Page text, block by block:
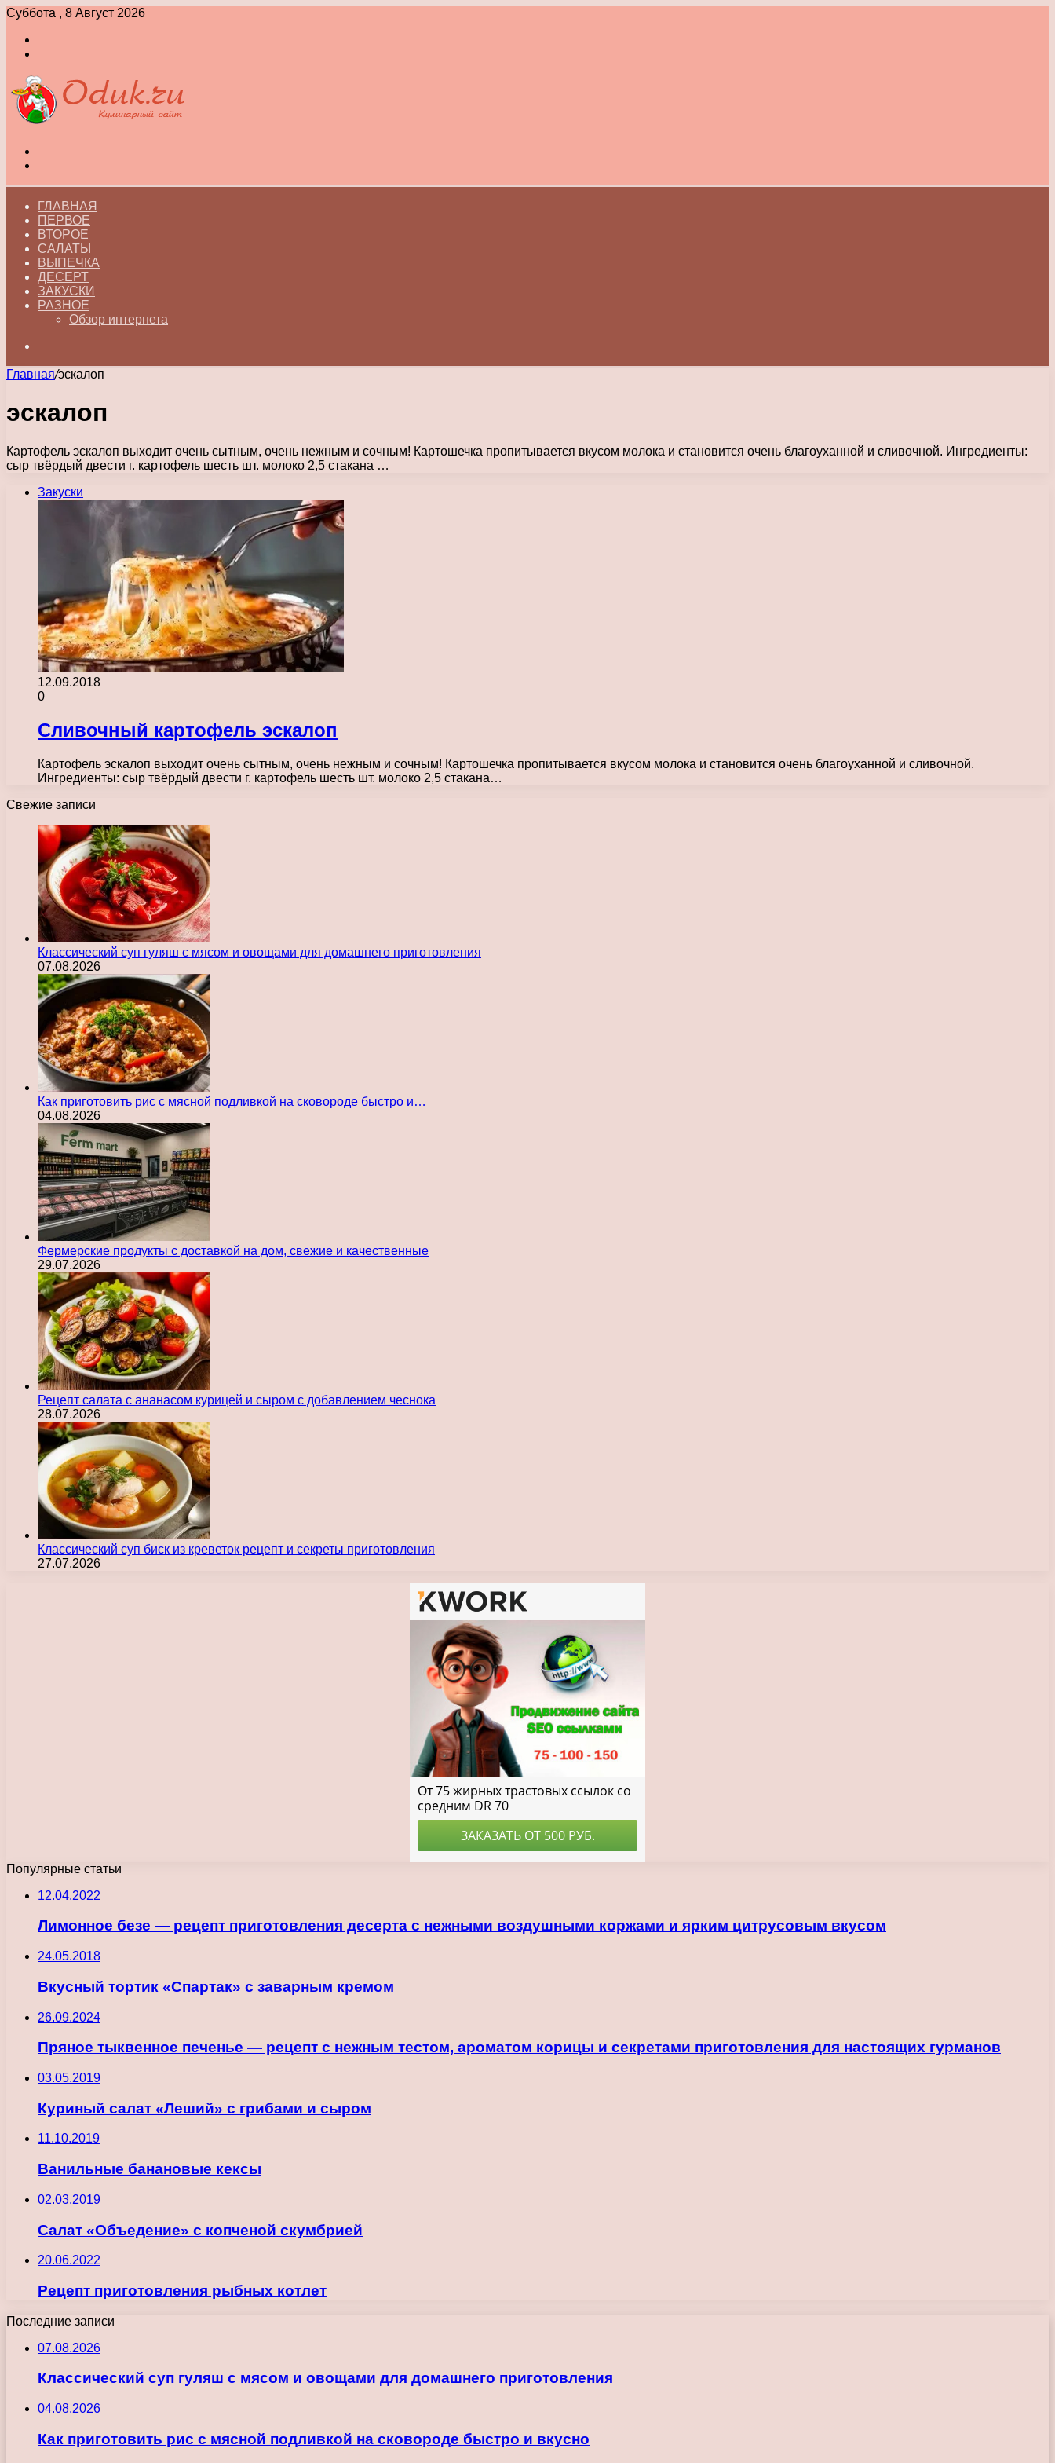
Суббота , 8 Август 2026
ГЛАВНАЯ
ПЕРВОЕ
ВТОРОЕ
САЛАТЫ
ВЫПЕЧКА
ДЕСЕРТ
ЗАКУСКИ
РАЗНОЕ
Обзор интернета
Главная/эскалоп
эскалоп
Картофель эскалоп выходит очень сытным, очень нежным и сочным! Картошечка пропитывается вкусом молока и становится очень благоуханной и сливочной. Ингредиенты:
сыр твёрдый двести г. картофель шесть шт. молоко 2,5 стакана …
Закуски
12.09.2018
0
Сливочный картофель эскалоп
Картофель эскалоп выходит очень сытным, очень нежным и сочным! Картошечка пропитывается вкусом молока и становится очень благоуханной и сливочной.
Ингредиенты: сыр твёрдый двести г. картофель шесть шт. молоко 2,5 стакана…
Свежие записи
Классический суп гуляш с мясом и овощами для домашнего приготовления
07.08.2026
Как приготовить рис с мясной подливкой на сковороде быстро и…
04.08.2026
Фермерские продукты с доставкой на дом, свежие и качественные
29.07.2026
Рецепт салата с ананасом курицей и сыром с добавлением чеснока
28.07.2026
Классический суп биск из креветок рецепт и секреты приготовления
27.07.2026
Популярные статьи
12.04.2022
Лимонное безе — рецепт приготовления десерта с нежными воздушными коржами и ярким цитрусовым вкусом
24.05.2018
Вкусный тортик «Спартак» с заварным кремом
26.09.2024
Пряное тыквенное печенье — рецепт с нежным тестом, ароматом корицы и секретами приготовления для настоящих гурманов
03.05.2019
Куриный салат «Леший» с грибами и сыром
11.10.2019
Ванильные банановые кексы
02.03.2019
Салат «Объедение» с копченой скумбрией
20.06.2022
Рецепт приготовления рыбных котлет
Последние записи
07.08.2026
Классический суп гуляш с мясом и овощами для домашнего приготовления
04.08.2026
Как приготовить рис с мясной подливкой на сковороде быстро и вкусно